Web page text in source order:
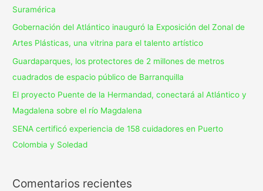
Suramérica
Gobernación del Atlántico inauguró la Exposición del Zonal de
Artes Plásticas, una vitrina para el talento artístico
Guardaparques, los protectores de 2 millones de metros
cuadrados de espacio público de Barranquilla
El proyecto Puente de la Hermandad, conectará al Atlántico y
Magdalena sobre el río Magdalena
SENA certificó experiencia de 158 cuidadores en Puerto
Colombia y Soledad
Comentarios recientes